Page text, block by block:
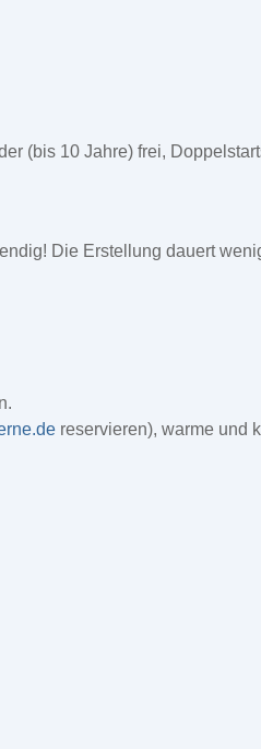
(bis 10 Jahre) frei,
Die Erstellung dauert
reservieren), warme und